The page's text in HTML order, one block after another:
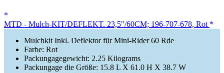
MTD - Mulch-KIT/DEFLEKT. 23,5"/60CM; 196-707-678, Rot
Mulchkit Inkl. Deflektor für Mini-Rider 60 Rde
Farbe: Rot
Packungagegewicht: 2.25 Kilograms
Packungage die Größe: 15.8 L X 61.0 H X 38.7 W